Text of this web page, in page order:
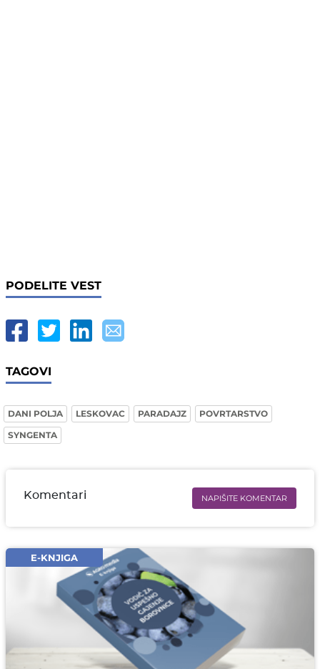
PODELITE VEST
TAGOVI
DANI POLJA LESKOVAC PARADAJZ
POVRTARSTVO
SYNGENTA
Komentari NAPIŠITE KOMENTAR
Email* obavezno
Komentar* obavezno
E-KNJIGA